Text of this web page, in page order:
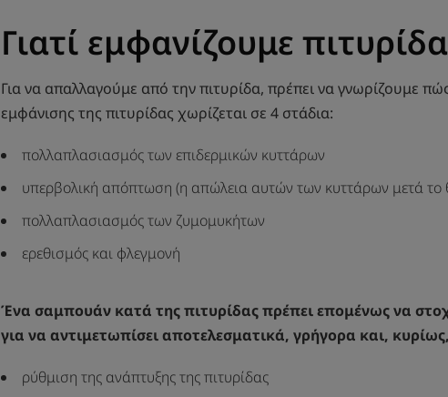
Γιατί εμφανίζουμε
Για να απαλλαγούμε από την πιτυρίδα, πρέπει να γνωρίζουμε
εμφάνισης της πιτυρίδας χωρίζεται σε 4 στάδια:
πολλαπλασιασμός των επιδερμικών κυττάρων
υπερβολική απόπτωση (η απώλεια αυτών των κυττάρων μετά το
πολλαπλασιασμός των ζυμομυκήτων
ερεθισμός και φλεγμονή
Ένα σαμπουάν κατά της πιτυρίδας πρέπει επομένως να
για να αντιμετωπίσει αποτελεσματικά, γρήγορα και,
ρύθμιση της ανάπτυξης της πιτυρίδας